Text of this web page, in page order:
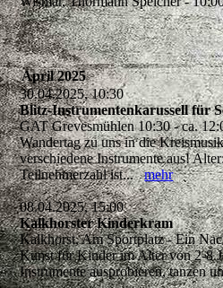
April 2025
30.04.2025, 10:30
Blitz-Instrumentenkarussell für
GAT Grevesmühlen 10:30 - ca.
Wandertag zu uns in die
verschiedene Instrumente aus!
Teilnehmerzahl ist...mehr
08.04.2025, 15:00
Kalkhorster Kinderkram
Kalkhorst, Am Sportplatz - Ein
Kunst für Kinder im Alter von 2-8
Instrumente ausprobieren, tanzen